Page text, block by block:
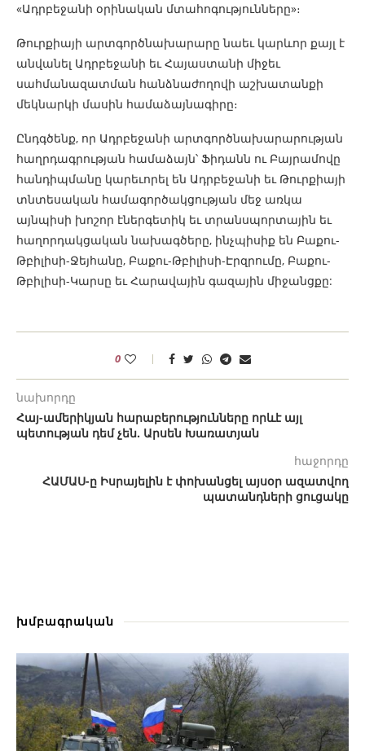
«Ադրբեջանի օրինական մտահոգությունները»։
Թուրքիայի արտգործնախարարը նաեւ կարևոր քայլ է
անվանել Ադրբեջանի եւ Հայաստանի միջեւ
սահմանազատման հանձնաժողովի աշխատանքի
մեկնարկի մասին համաձայնագիրը։
Ընդգծենք, որ Ադրբեջանի արտգործնախարարության
հաղրդագրության համաձայն՝ Ֆիդանն ու Բայրամովը
հանդիպմանը կարեւորել են Ադրբեջանի եւ Թուրքիայի
տնտեսական համագործակցության մեջ առկա
այնպիսի խոշոր էներգետիկ եւ տրանսպորտային եւ
հաղորդակցական նախագծերը, ինչպիսիք են Բաքու-
Թբիլիսի-Ջեյհանը, Բաքու-Թբիլիսի-Էրզրումը, Բաքու-
Թբիլիսի-Կարսը եւ Հարավային գազային միջանցքը:
0
նախորդը
Հայ-ամերիկյան հարաբերությունները որևէ այլ
պետության դեմ չեն. Արսեն Խառատյան
հաջորդը
ՀԱՄԱՍ-ը Իսրայելին է փոխանցել այսօր ազատվող
պատանդների ցուցակը
խմբագրական